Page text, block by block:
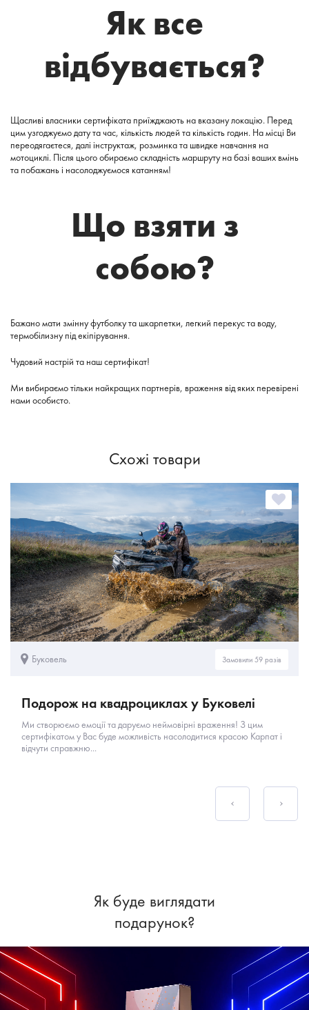
Як все
відбувається?
Щасливі власники сертифіката приїжджають на вказану локацію. Перед
цим узгоджуємо дату та час, кількість людей та кількість годин. На місці Ви
переодягаєтеся, далі інструктаж, розминка та швидке навчання на
мотоциклі. Після цього обираємо складність маршруту на базі ваших вмінь
та побажань і насолоджуємося катанням!
Що взяти з
собою?
Бажано мати змінну футболку та шкарпетки, легкий перекус та воду,
термобілизну під екіпірування.
Чудовий настрій та наш сертифікат!
Ми вибираємо тільки найкращих партнерів, враження від яких перевірені
нами особисто.
Схожі товари
Буковель Замовили 59 разів
Подорож на квадроциклах у Буковелі
Ми створюємо емоції та даруємо неймовірні враження! З цим
сертифікатом у Вас буде можливість насолодитися красою Карпат і
відчути справжню...
Як буде виглядати
подарунок?